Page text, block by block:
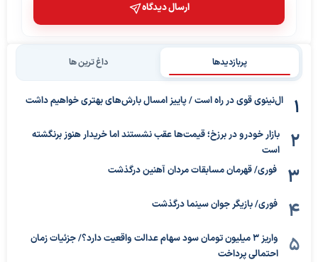
ارسال دیدگاه
پربازدیدها داغ ترین ها
ال‌نینوی قوی در راه است / پاییز امسال بارش‌های بهتری خواهیم داشت
بازار خودرو در برزخ؛ قیمت‌ها عقب نشستند اما خریدار هنوز برنگشته
است
فوری/ قهرمان مسابقات مردان آهنین درگذشت
فوری/ بازیگر جوان سینما درگذشت
واریز ۳ میلیون تومان سود سهام عدالت واقعیت دارد؟/ جزئیات زمان
احتمالی پرداخت